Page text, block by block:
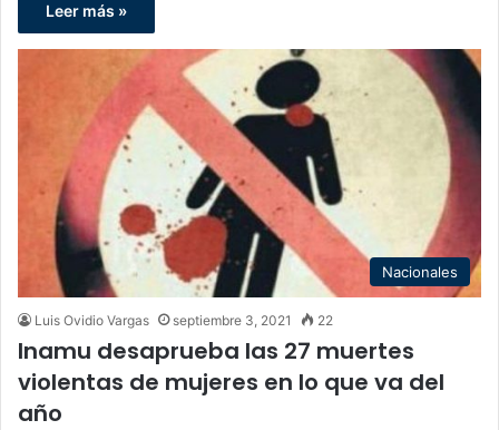
Leer más »
Nacionales
Luis Ovidio Vargas septiembre 3, 2021 22
Inamu desaprueba las 27 muertes
violentas de mujeres en lo que va del
año